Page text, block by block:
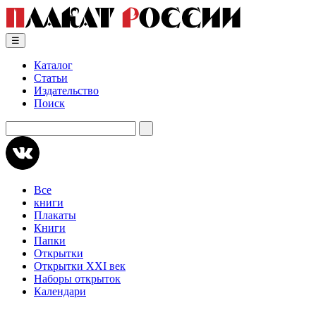
Skip
content
☰
Каталог
Статьи
Издательство
Поиск
Все
книги
Плакаты
Книги
Папки
Открытки
Открытки XXI век
Наборы открыток
Календари